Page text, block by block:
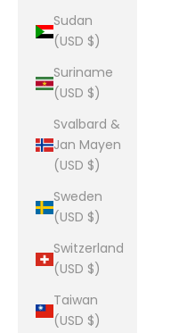
Sudan
(USD $)
Suriname
(USD $)
Svalbard &
Jan Mayen
(USD $)
Sweden
(USD $)
Switzerland
(USD $)
Taiwan
(USD $)